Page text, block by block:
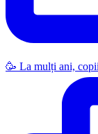
🥳 La mulți ani,